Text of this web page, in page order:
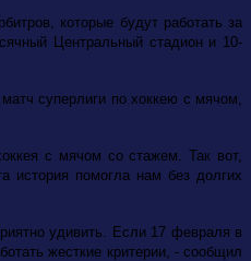
которые будут работать за
Центральный стадион и 10-
суперлиги по хоккею с мячом,
с мячом со стажем. Так вот,
история помогла нам без долгих
удивить. Если 17 февраля в
жесткие критерии, - сообщил